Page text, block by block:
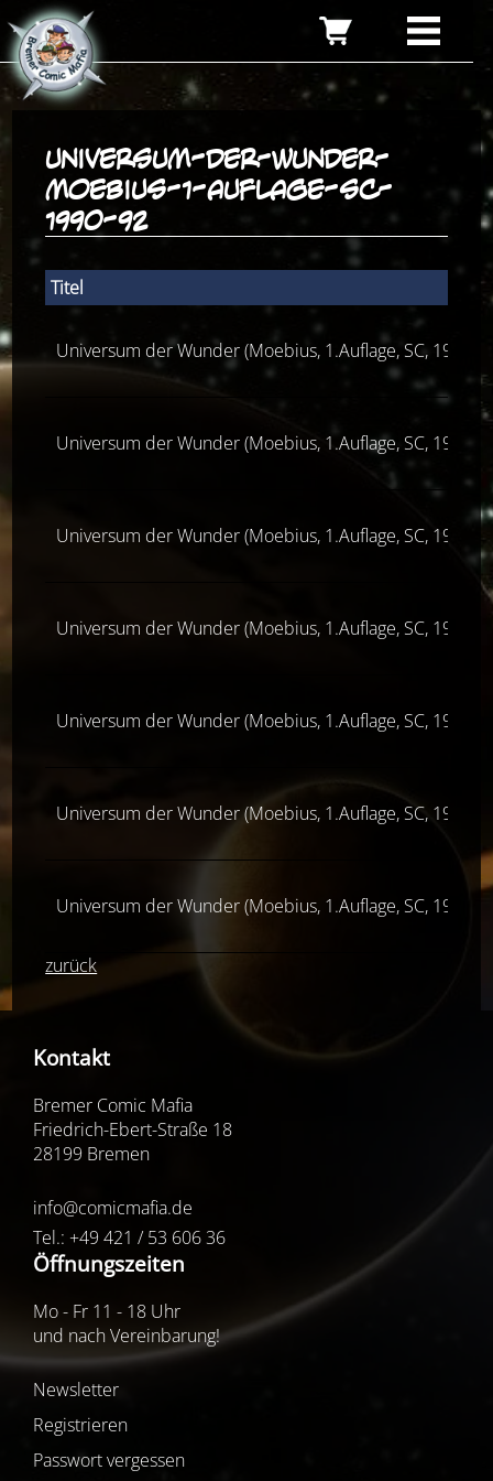
universum-der-wunder-
moebius-1-auflage-sc-
1990-92
Titel
Universum der Wunder (Moebius, 1.Auflage, SC, 1990-
Universum der Wunder (Moebius, 1.Auflage, SC, 1990-
Universum der Wunder (Moebius, 1.Auflage, SC, 1990-
Universum der Wunder (Moebius, 1.Auflage, SC, 1990-
Universum der Wunder (Moebius, 1.Auflage, SC, 1990-
Universum der Wunder (Moebius, 1.Auflage, SC, 1990-
Universum der Wunder (Moebius, 1.Auflage, SC, 1990-
zurück
Kontakt
Bremer Comic Mafia
Friedrich-Ebert-Straße 18
28199 Bremen
info@comicmafia.de
Tel.: +49 421 / 53 606 36
Öffnungszeiten
Mo - Fr 11 - 18 Uhr
und nach Vereinbarung!
Newsletter
Registrieren
Passwort vergessen